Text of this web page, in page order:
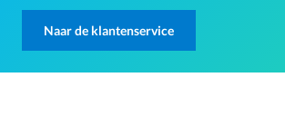
Naar de klantenservice